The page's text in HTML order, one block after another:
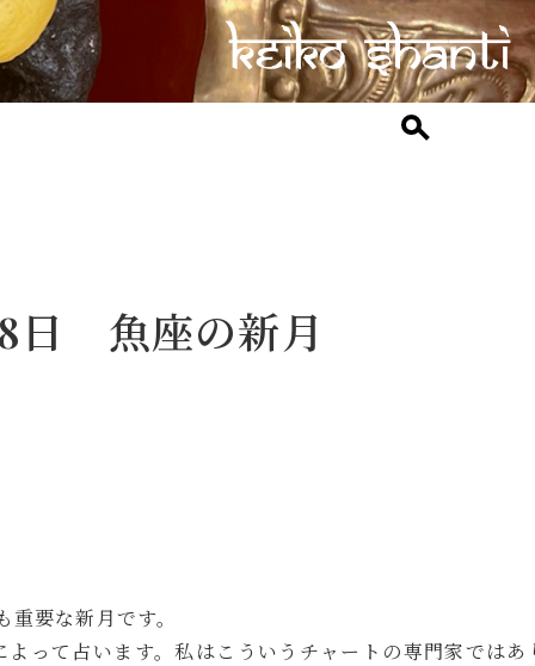
日 魚座の新月
要な新月です。
って占います。私はこういうチャートの専門家では